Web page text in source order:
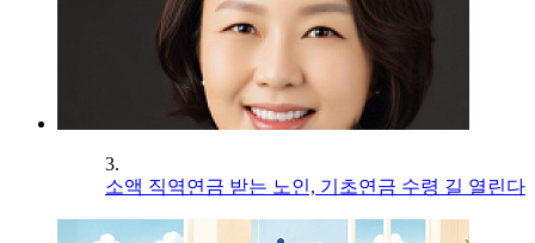
3.
소액 직역연금 받는 노인, 기초연금 수령 길 열린다